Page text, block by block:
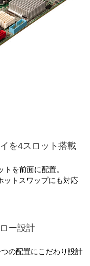
を4スロット搭載
を前面に配置。
ットスワップにも対応
ー設計
の配置にこだわり設計